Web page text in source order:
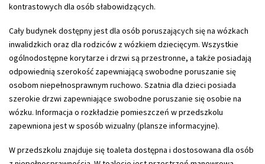
kontrastowych dla osób słabowidzących.
Cały budynek dostępny jest dla osób poruszających się na wózkach
inwalidzkich oraz dla rodziców z wózkiem dziecięcym. Wszystkie
ogólnodostępne korytarze i drzwi są przestronne, a także posiadają
odpowiednią szerokość zapewniającą swobodne poruszanie się
osobom niepełnosprawnym ruchowo. Szatnia dla dzieci posiada
szerokie drzwi zapewniające swobodne poruszanie się osobie na
wózku. Informacja o rozkładzie pomieszczeń w przedszkolu
zapewniona jest w sposób wizualny (plansze informacyjne).
W przedszkolu znajduje się toaleta dostępna i dostosowana dla osób